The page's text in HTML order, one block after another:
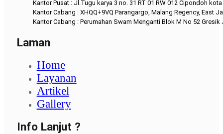
Kantor Pusat : Jl.Tugu karya 3 no. 31 RT 01 RW 012 Cipondoh
Kantor Cabang : XHQQ+9VQ Parangargo, Malang Regency, East
Kantor Cabang : Perumahan Swam Menganti Blok M No 52 Gresik
Laman
Home
Layanan
Artikel
Gallery
Info Lanjut ?